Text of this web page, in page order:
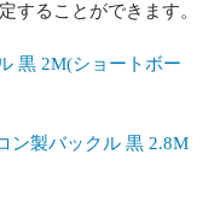
することができます。
黒 2M(ショートボー
ン製バックル 黒 2.8M